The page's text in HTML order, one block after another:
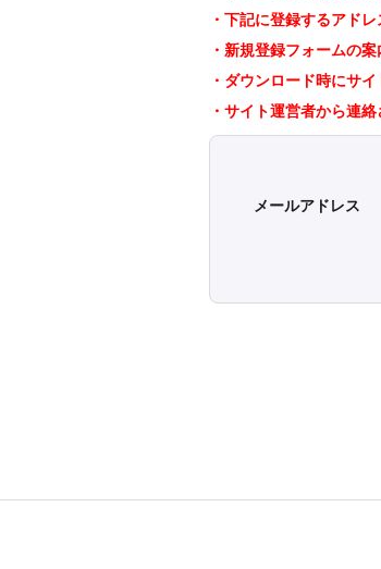
・下記に登録するアド
・新規登録フォームの
・ダウンロード時にサ
・サイト運営者から連
メールアドレス